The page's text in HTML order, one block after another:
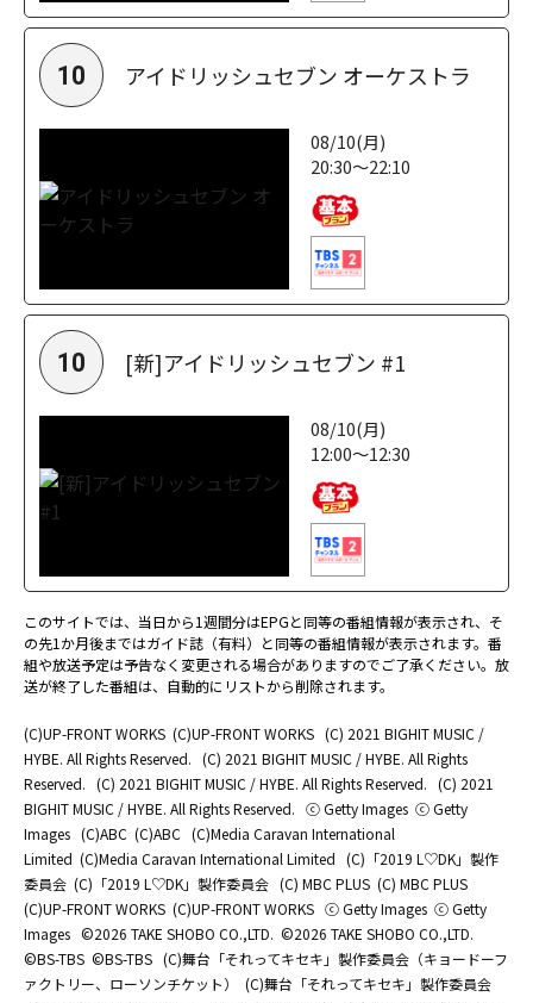
10 アイドリッシュセブン オーケストラ
08/10(月)
20:30～22:10
10 [新]アイドリッシュセブン #1
08/10(月)
12:00～12:30
このサイトでは、当日から1週間分はEPGと同等の番組情報が表示され、そ
の先1か月後まではガイド誌（有料）と同等の番組情報が表示されます。番
組や放送予定は予告なく変更される場合がありますのでご了承ください。放
送が終了した番組は、自動的にリストから削除されます。
(C)UP-FRONT WORKS (C)UP-FRONT WORKS (C) 2021 BIGHIT MUSIC /
HYBE. All Rights Reserved. (C) 2021 BIGHIT MUSIC / HYBE. All Rights
Reserved. (C) 2021 BIGHIT MUSIC / HYBE. All Rights Reserved. (C) 2021
BIGHIT MUSIC / HYBE. All Rights Reserved. ⓒ Getty Images ⓒ Getty
Images (C)ABC (C)ABC (C)Media Caravan International
Limited (C)Media Caravan International Limited (C)「2019 L♡DK」製作
委員会 (C)「2019 L♡DK」製作委員会 (C) MBC PLUS (C) MBC PLUS
(C)UP-FRONT WORKS (C)UP-FRONT WORKS ⓒ Getty Images ⓒ Getty
Images ©2026 TAKE SHOBO CO.,LTD. ©2026 TAKE SHOBO CO.,LTD.
©BS-TBS ©BS-TBS (C)舞台「それってキセキ」製作委員会（キョードーフ
ァクトリー、ローソンチケット）
(C)舞台「それってキセキ」製作委員会